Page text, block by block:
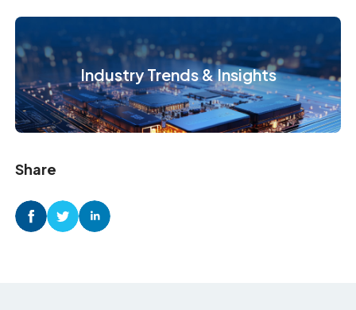
Industry Trends & Insights
Share